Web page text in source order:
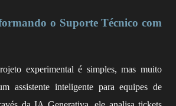
o Suporte Técnico com
experimental é simples, mas muito
assistente inteligente para equipes de